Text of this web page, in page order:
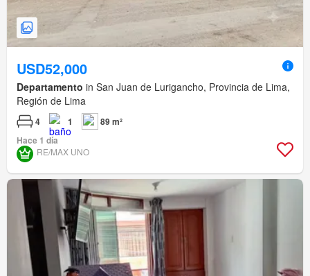
USD52,000
Departamento in San Juan de Lurigancho, Provincia de Lima,
Región de Lima
4 1
89 m²
Hace 1 día
RE/MAX UNO